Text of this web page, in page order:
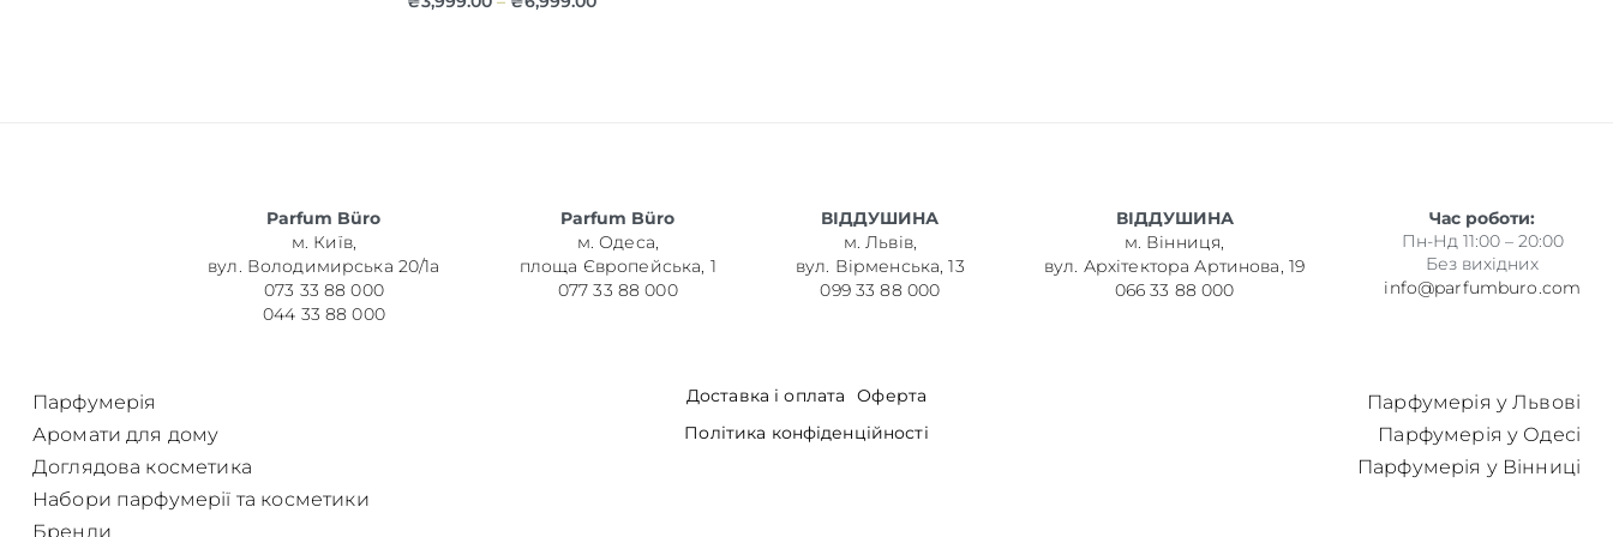
Parfum Büro
м. Київ,
вул. Володимирська 20/1а
073 33 88 000
044 33 88 000
Parfum Büro
м. Одеса,
площа Європейська, 1
077 33 88 000
ВІДДУШИНА
м. Львів,
вул. Вірменська, 13
099 33 88 000
ВІДДУШИНА
м. Вінниця,
вул. Архітектора Артинова, 19
066 33 88 000
Час роботи:
Пн-Нд 11:00 – 20:00
Без вихідних
info@parfumburo.com
Парфумерія
Аромати для дому
Доглядова косметика
Набори парфумерії та косметики
Бренди
Доставка і оплата
Оферта
Політика конфіденційності
Парфумерія у Львові
Парфумерія у Одесі
Парфумерія у Вінниці